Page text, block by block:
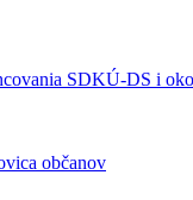
SDKÚ-DS i
občanov